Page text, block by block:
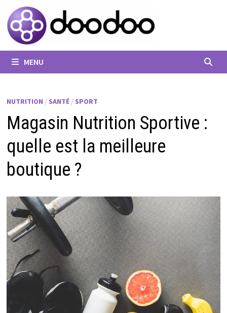
Passer
au
contenu
MENU
NUTRITION / SANTÉ/ SPORT
Magasin Nutrition Sportive :
quelle est la meilleure
boutique ?